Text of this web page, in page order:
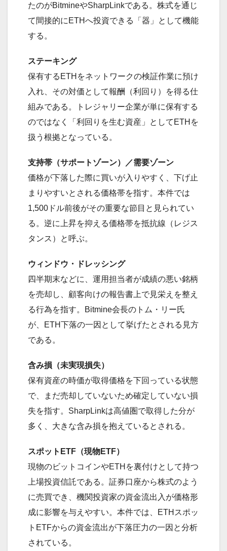
たのがBitmineやSharpLinkである。株式を通じ
て間接的にETHへ投資できる「器」として機能
する。
ステーキング
保有するETHをネットワークの検証作業に預け
入れ、その対価として報酬（利回り）を得る仕
組みである。トレジャリー企業が単に保有する
のではなく「利回りを生む資産」としてETHを
扱う根拠となっている。
支持帯（サポートゾーン）／需要ゾーン
価格が下落した際に買いが入りやすく、下げ止
まりやすいとされる価格帯を指す。本件では
1,500ドル前後がその重要な節目と見られてい
る。逆に上昇を抑える価格帯を抵抗線（レジス
タンス）と呼ぶ。
ウィンドウ・ドレッシング
四半期末などに、運用担当者が成績の悪い銘柄
を売却し、顧客向けの報告書上で見栄えを整え
る行為を指す。Bitmine会長のトム・リー氏
が、ETH下落の一因として挙げたとされる見方
である。
含み損（未実現損失）
保有資産の時価が取得価格を下回っている状態
で、まだ売却していないため確定していない損
失を指す。SharpLinkは高値圏で取得した分が
多く、大きな含み損を抱えているとされる。
スポットETF（現物ETF）
現物のビットコインやETHを裏付けとして持つ
上場投資信託である。証券口座から株式のよう
に売買でき、機関投資家の資金流出入が価格形
成に影響を与えやすい。本件では、ETHスポッ
トETFからの資金流出が下落圧力の一因と分析
されている。